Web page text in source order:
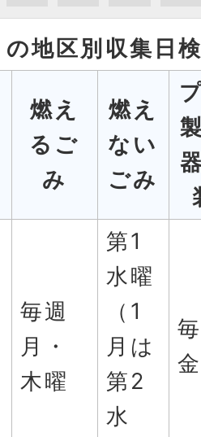
の地区別収集日
燃え
るご
み
燃え
ない
ごみ
毎週
月・
木曜
第1
水曜
（1
月は
第2
水